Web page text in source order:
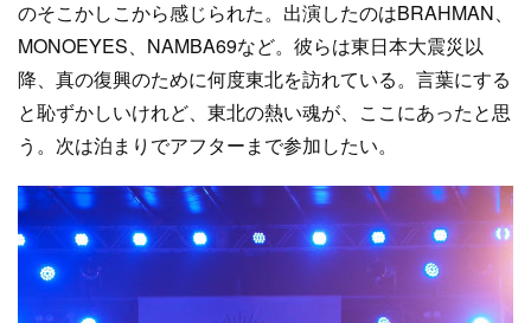
のそこかしこから感じられた。出演したのはBRAHMAN、
MONOEYES、NAMBA69など。彼らは東日本大震災以
降、真の復興のために何度東北を訪れている。言葉にする
と恥ずかしいけれど、東北の熱い魂が、ここにあったと思
う。次は泊まりでアフターまで参加したい。